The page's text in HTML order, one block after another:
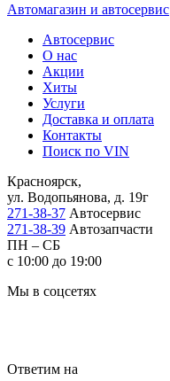
Автомагазин и автосервис
Автосервис
О нас
Акции
Хиты
Услуги
Доставка и оплата
Контакты
Поиск по VIN
Красноярск,
ул. Водопьянова, д. 19г
271-38-37 Автосервис
271-38-39 Автозапчасти
ПН – СБ
с 10:00 до 19:00
Мы в соцсетях
Ответим на